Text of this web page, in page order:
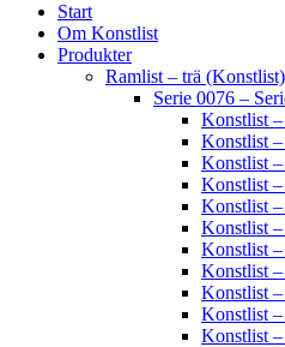
Start
Om Konstlist
Produkter
Ramlist – trä (Konstlist)
Serie 0076 –
Konstlist
Konstlist –
Konstlist
Konstlist –
Konstlist –
Konstlist
Konstlist
Konstlist –
Konstlist –
Konstlist
Konstlist